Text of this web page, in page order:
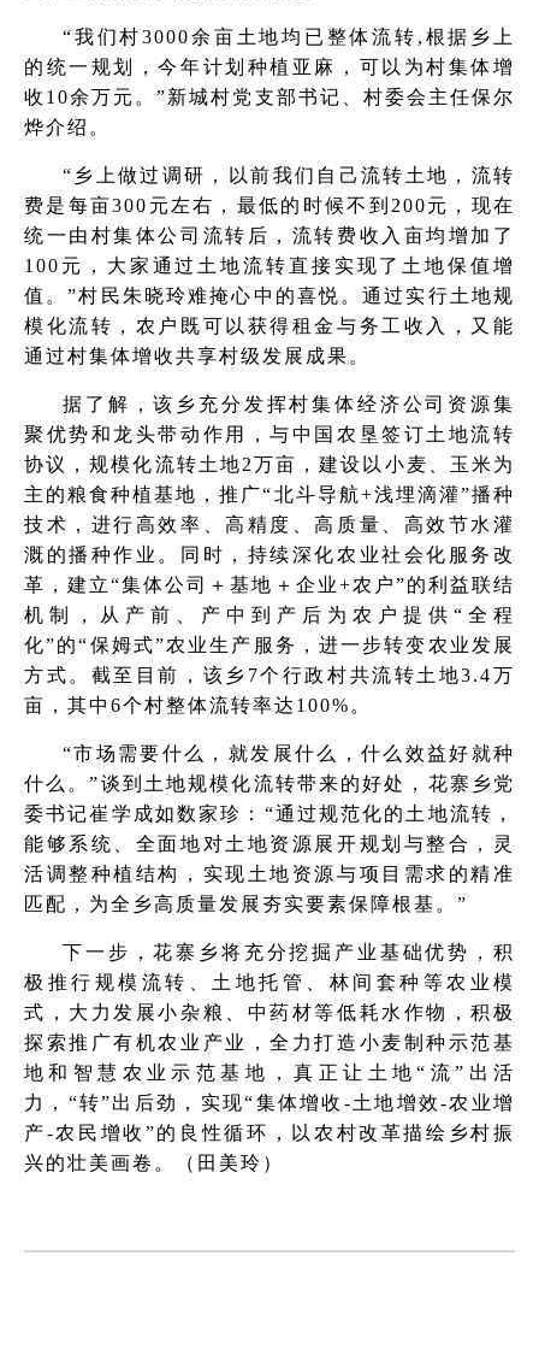
“我们村3000余亩土地均已整体流转,根据乡上
的统一规划，今年计划种植亚麻，可以为村集体增
收10余万元。”新城村党支部书记、村委会主任保尔
烨介绍。
“乡上做过调研，以前我们自己流转土地，流转
费是每亩300元左右，最低的时候不到200元，现在
统一由村集体公司流转后，流转费收入亩均增加了
100元，大家通过土地流转直接实现了土地保值增
值。”村民朱晓玲难掩心中的喜悦。通过实行土地规
模化流转，农户既可以获得租金与务工收入，又能
通过村集体增收共享村级发展成果。
据了解，该乡充分发挥村集体经济公司资源集
聚优势和龙头带动作用，与中国农垦签订土地流转
协议，规模化流转土地2万亩，建设以小麦、玉米为
主的粮食种植基地，推广“北斗导航+浅埋滴灌”播种
技术，进行高效率、高精度、高质量、高效节水灌
溉的播种作业。同时，持续深化农业社会化服务改
革，建立“集体公司＋基地＋企业+农户”的利益联结
机制，从产前、产中到产后为农户提供“全程
化”的“保姆式”农业生产服务，进一步转变农业发展
方式。截至目前，该乡7个行政村共流转土地3.4万
亩，其中6个村整体流转率达100%。
“市场需要什么，就发展什么，什么效益好就种
什么。”谈到土地规模化流转带来的好处，花寨乡党
委书记崔学成如数家珍：“通过规范化的土地流转，
能够系统、全面地对土地资源展开规划与整合，灵
活调整种植结构，实现土地资源与项目需求的精准
匹配，为全乡高质量发展夯实要素保障根基。”
下一步，花寨乡将充分挖掘产业基础优势，积
极推行规模流转、土地托管、林间套种等农业模
式，大力发展小杂粮、中药材等低耗水作物，积极
探索推广有机农业产业，全力打造小麦制种示范基
地和智慧农业示范基地，真正让土地“流”出活
力，“转”出后劲，实现“集体增收-土地增效-农业增
产-农民增收”的良性循环，以农村改革描绘乡村振
兴的壮美画卷。（田美玲）